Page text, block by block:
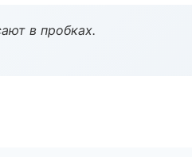
в пробках.